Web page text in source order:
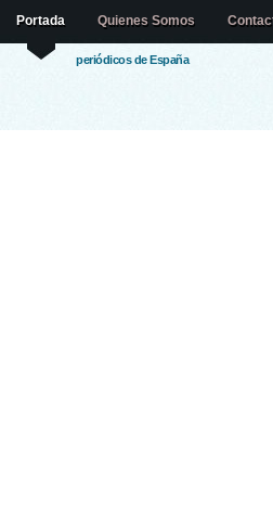
periódicos de España
Portada Quienes Somos